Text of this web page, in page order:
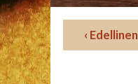
‹ Edellinen